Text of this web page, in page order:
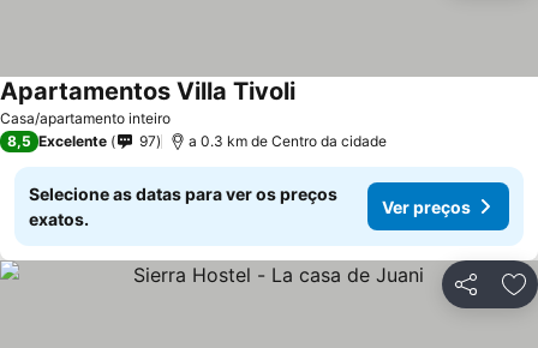
Casa/apartamento inteiro
Apartamentos Villa Tivoli
8,5 Excelente 97 a 0.3 km de Centro da cidade
Selecione as datas para ver os preços
exatos.
Ver preços
Partilhar